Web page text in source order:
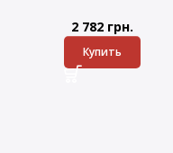
2 782 грн.
Купить